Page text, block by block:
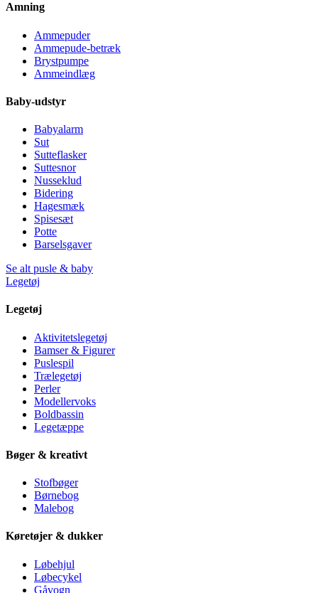
Amning
Ammepuder
Ammepude-betræk
Brystpumpe
Ammeindlæg
Baby-udstyr
Babyalarm
Sut
Sutteflasker
Suttesnor
Nusseklud
Bidering
Hagesmæk
Spisesæt
Potte
Barselsgaver
Se alt pusle & baby
Legetøj
Legetøj
Aktivitetslegetøj
Bamser & Figurer
Puslespil
Trælegetøj
Perler
Modellervoks
Boldbassin
Legetæppe
Bøger & kreativt
Stofbøger
Børnebog
Malebog
Køretøjer & dukker
Løbehjul
Løbecykel
Gåvogn